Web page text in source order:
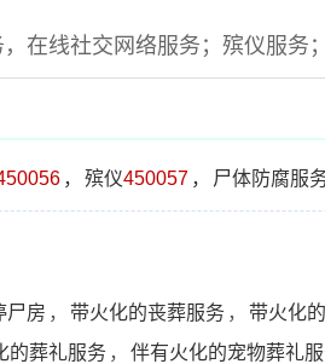
在线社交网络服务；殡仪服务
， 殡仪450057 ， 尸体防腐服
尸房 ， 带火化的丧葬服务 ， 带火化
的葬礼服务 ， 伴有火化的宠物葬礼